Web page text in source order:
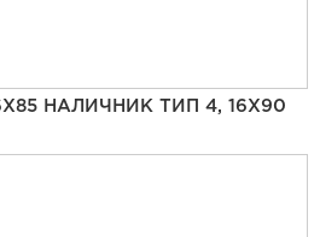
НАЛИЧНИК ТИП 4, 16Х90